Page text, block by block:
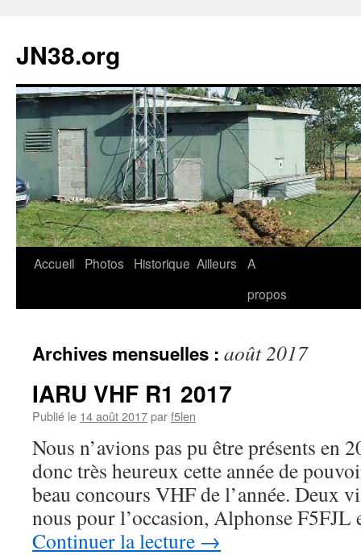
JN38.org
Aller
Accueil Photos Historique Ailleurs
A
propos
Archives mensuelles : août 2017
IARU VHF R1 2017
Publié le 14 août 2017parf5len
Nous n’avions pas pu être présents en
donc très heureux cette année de
beau concours VHF de l’année. Deux
nous pour l’occasion, Alphonse
Continuer la lecture →